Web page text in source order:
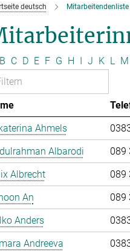
deutsch Mitarbeitendenliste
B C D E F G H I J K L M
Ahmels
Albarodi
089
Albrecht
089
An
089
Anders
Andreeva